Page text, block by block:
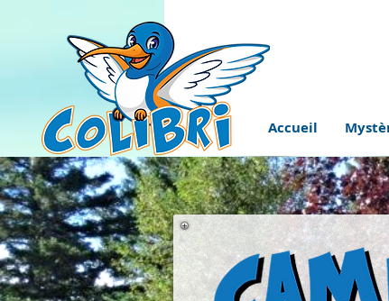
Accueil
Accueil Camping